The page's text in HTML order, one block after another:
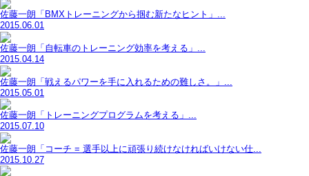
佐藤一朗「BMXトレーニングから掴む新たなヒント」...
2015.06.01
佐藤一朗「自転車のトレーニング効率を考える」...
2015.04.14
佐藤一朗「戦えるパワーを手に入れるための難しさ。」...
2015.05.01
佐藤一朗「トレーニングプログラムを考える」...
2015.07.10
佐藤一朗「コーチ = 選手以上に頑張り続けなければいけない仕...
2015.10.27